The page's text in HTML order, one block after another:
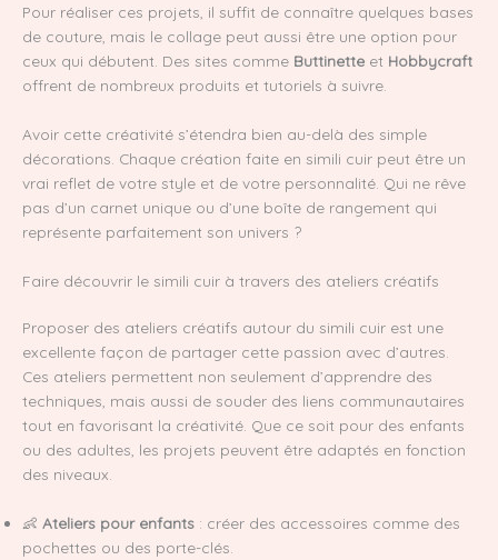
Pour réaliser ces projets, il suffit de connaître quelques bases
de couture, mais le collage peut aussi être une option pour
ceux qui débutent. Des sites comme Buttinette et Hobbycraft
offrent de nombreux produits et tutoriels à suivre.
Avoir cette créativité s’étendra bien au-delà des simple
décorations. Chaque création faite en simili cuir peut être un
vrai reflet de votre style et de votre personnalité. Qui ne rêve
pas d’un carnet unique ou d’une boîte de rangement qui
représente parfaitement son univers ?
Faire découvrir le simili cuir à travers des ateliers créatifs
Proposer des ateliers créatifs autour du simili cuir est une
excellente façon de partager cette passion avec d’autres.
Ces ateliers permettent non seulement d’apprendre des
techniques, mais aussi de souder des liens communautaires
tout en favorisant la créativité. Que ce soit pour des enfants
ou des adultes, les projets peuvent être adaptés en fonction
des niveaux.
👶 Ateliers pour enfants : créer des accessoires comme des
pochettes ou des porte-clés.